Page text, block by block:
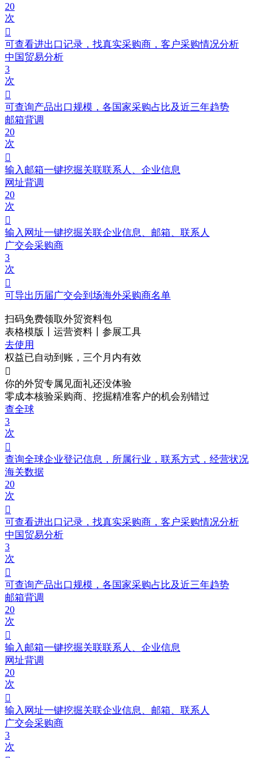
20
次

可查看进出口记录，找真实采购商，客户采购情况分析
中国贸易分析
3
次

可查询产品出口规模，各国家采购占比及近三年趋势
邮箱背调
20
次

输入邮箱一键挖掘关联联系人、企业信息
网址背调
20
次

输入网址一键挖掘关联企业信息、邮箱、联系人
广交会采购商
3
次

可导出历届广交会到场海外采购商名单
扫码免费领取外贸资料包
表格模版丨运营资料丨参展工具
去使用
权益已自动到账，三个月内有效

你的外贸专属见面礼还没体验
零成本核验采购商、挖掘精准客户的机会别错过
查全球
3
次

查询全球企业登记信息，所属行业，联系方式，经营状况
海关数据
20
次

可查看进出口记录，找真实采购商，客户采购情况分析
中国贸易分析
3
次

可查询产品出口规模，各国家采购占比及近三年趋势
邮箱背调
20
次

输入邮箱一键挖掘关联联系人、企业信息
网址背调
20
次

输入网址一键挖掘关联企业信息、邮箱、联系人
广交会采购商
3
次